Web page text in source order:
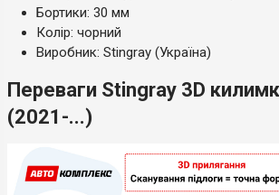
Бортики: 30 мм
Колір: чорний
Виробник: Stingray (Україна)
Переваги Stingray 3D
(2021-...)